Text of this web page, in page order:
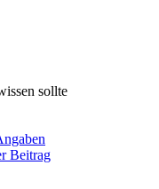
sollte
Beitrag